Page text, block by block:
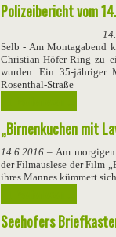
Polizeibericht vom
Selb - Am Montagabend
Christian-Höfer-Ring zu
wurden. Ein 35-jähriger
Rosenthal-Straße
„Birnenkuchen mit
14.6.2016– Am morgigen
der Filmauslese der Film
ihres Mannes kümmert
Seehofers